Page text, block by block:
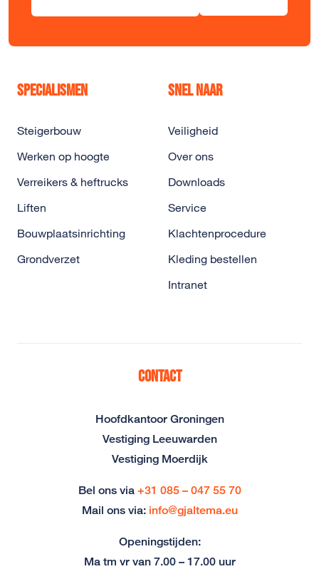
Specialismen
Steigerbouw
Werken op hoogte
Verreikers & heftrucks
Liften
Bouwplaatsinrichting
Grondverzet
Snel naar
Veiligheid
Over ons
Downloads
Service
Klachtenprocedure
Kleding bestellen
Intranet
Contact
Hoofdkantoor Groningen
Vestiging Leeuwarden
Vestiging Moerdijk
Bel ons via +31 085 – 047 55 70
Mail ons via: info@gjaltema.eu
Openingstijden:
Ma tm vr van 7.00 – 17.00 uur